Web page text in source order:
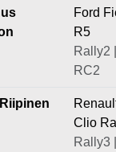
Ford
R5
Rally2 |
RC2
Clio
Rally3 |